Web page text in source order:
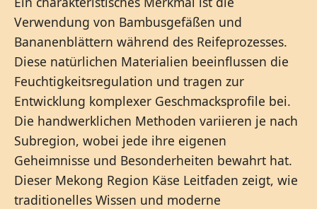
Verwendung von Bambusgefäßen und
Bananenblättern während des Reifeprozesses.
Diese natürlichen Materialien beeinflussen die
Feuchtigkeitsregulation und tragen zur
Entwicklung komplexer Geschmacksprofile bei.
Die handwerklichen Methoden variieren je nach
Subregion, wobei jede ihre eigenen
Geheimnisse und Besonderheiten bewahrt hat.
Dieser Mekong Region Käse Leitfaden zeigt, wie
traditionelles Wissen und moderne